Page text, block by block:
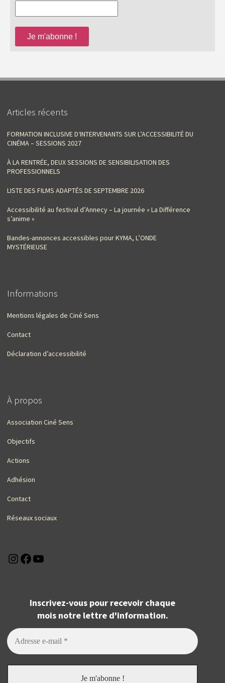
Articles récents
FORMATION INCLUSIVE D‘INTERVENANTS SUR L’ACCESSIBILITÉ DU
CINÉMA – SESSIONS 2027
À LA RENTRÉE, DEUX SESSIONS DE SENSIBILISATION DES
PROFESSIONNELS
LISTE DES FILMS ADAPTÉS DE SEPTEMBRE 2026
Accessibilité au festival d’Annecy – La journée « La Différence
s’anime »
Bandes-annonces accessibles pour KYMA, L’ONDE
MYSTÉRIEUSE
Informations
Mentions légales de Ciné Sens
Contact
Déclaration d’accessibilité
À propos
Association Ciné Sens
Objectifs
Actions
Adhésion
Contact
Réseaux sociaux
Instagram
Facebook
Inscrivez-vous pour recevoir chaque
mois notre lettre d'information.